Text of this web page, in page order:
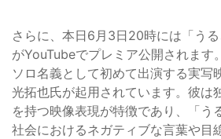
さらに、本日6月3日20時には「う
がYouTubeでプレミア公開されます
ソロ名義として初めて出演する実写
光拓也氏が起用されています。彼は
を持つ映像表現が特徴であり、「う
社会におけるネガティブな言葉や目